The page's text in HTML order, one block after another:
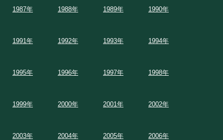
1987年 1988年 1989年 1990年
1991年 1992年 1993年 1994年
1995年 1996年 1997年 1998年
1999年 2000年 2001年 2002年
2003年 2004年 2005年 2006年